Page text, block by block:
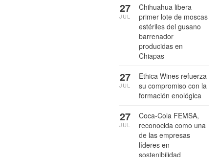
Chihuahua libera
primer lote de moscas
estériles del gusano
barrenador
producidas en
Chiapas
27
JUL
Ethica Wines refuerza
su compromiso con la
formación enológica
27
JUL
Coca-Cola FEMSA,
reconocida como una
de las empresas
líderes en
sostenibilidad
27
JUL